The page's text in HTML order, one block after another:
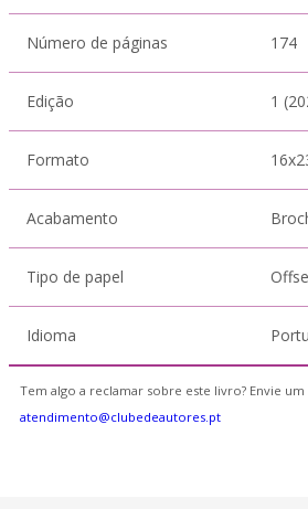
Número de páginas 174
Edição 1
Formato
Acabamento
Tipo de papel
Idioma
Tem algo a reclamar sobre este livro? Envie um
atendimento@clubedeautores.pt